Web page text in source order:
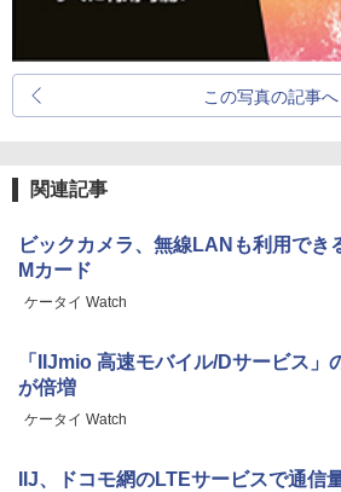
この写真の記事へ
関連記事
ビックカメラ、無線LANも利用でき
Mカード
ケータイ Watch
「IIJmio 高速モバイル/Dサービス」
が倍増
ケータイ Watch
IIJ、ドコモ網のLTEサービスで通信